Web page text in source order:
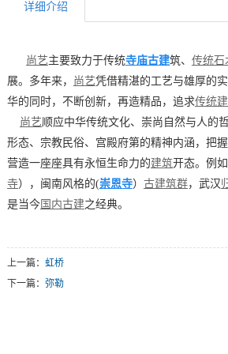
详细介绍
尚艺主要致力于传统寺庙古建筑、 传统石
展。多年来， 尚艺凭借精湛的工艺与雄厚的
华的同时，不断创新，再造精品，追求传统
尚艺顺应中华传统文化、崇尚自然与人的
形态、宗教民俗、宫殿府第的精神内涵，把握
营造一座座具有永恒生命力的建筑开态。例
寺），闽南风格的(崇恩寺） 古建筑群，武汉
是当今国内古建之经典。
上一篇： 虹桥
下一篇： 弥勒